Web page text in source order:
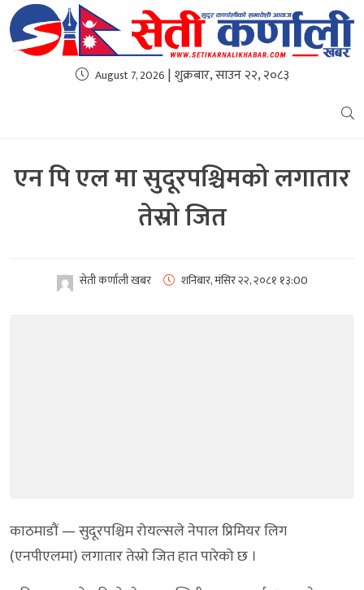
August 7, 2026 | शुक्रबार, साउन २२, २०८३
एन पि एल मा सुदूरपश्चिमको लगातार
तेस्रो जित
सेती कर्णाली खबर शनिबार, मंसिर २२, २०८१ १३:00
काठमाडौं — सुदूरपश्चिम रोयल्सले नेपाल प्रिमियर लिग
(एनपीएलमा) लगातार तेस्रो जित हात पारेको छ ।